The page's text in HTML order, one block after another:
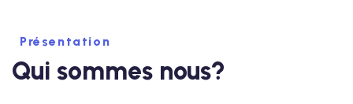
Présentation
Qui sommes nous?